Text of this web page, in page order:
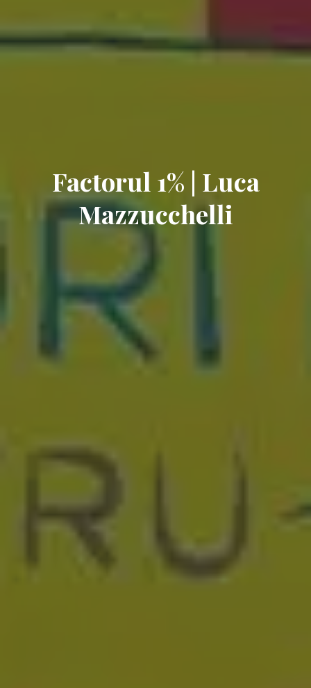
Factorul 1% | Luca
Mazzucchelli